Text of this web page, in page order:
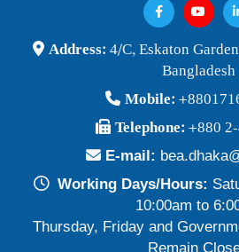
BEA Seminar 2025 "Debating
June 2025, at 10:00 am, at the
Publish Time: 16 Jun 2025
Publish Time: 19 May 2024
প্রাথমিক প্রার্থী তালিকা বাংলাদেশ অর্থনীতি
Publish Time: 17 May 2024
বাংলাদেশ অর্থনীতি সমিতির সদস্যপদ
Address: 4/C, Eskaton
Bangladesh
Mobile:
Telephone: +880
E-mail:
Working Days/Hours:
10:00am to
Thursday, Friday and
Remain